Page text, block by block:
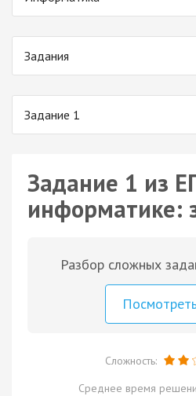
Задания
Задание 1
Задание 1 из
информатике:
Разбор сложных
Сложность:
Среднее время